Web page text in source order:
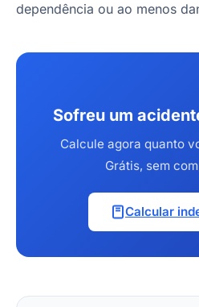
dependência ou ao menos
Sofreu um
Calcule agora quanto
Grátis, sem
Calcular